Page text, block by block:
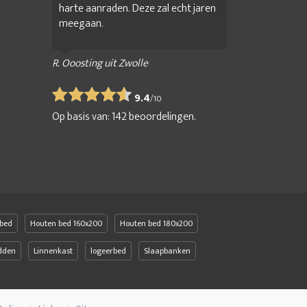
harte aanraden. Deze zal echt jaren
meegaan.
R. Ooosting uit Zwolle
9.4/10
Op basis van:142beoordelingen.
Houten bed 160x200
Houten bed 180x200
Linnenkast logeerbed Slaapbanken